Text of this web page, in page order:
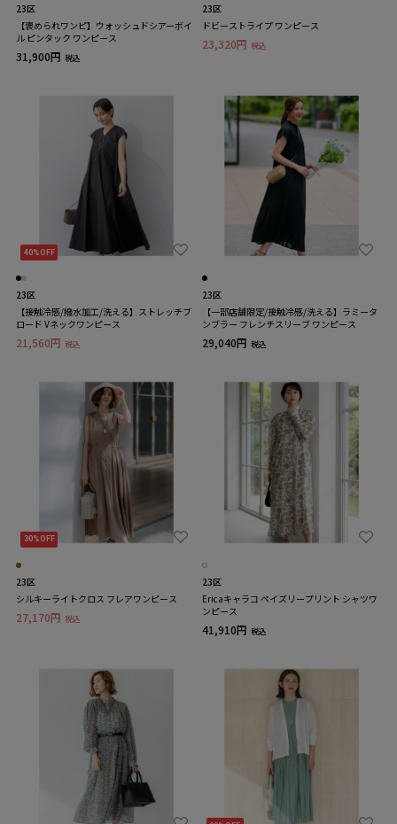
23区
【褒められワンピ】ウォッシュドシアーボイ
ル ピンタック ワンピース
31,900円 税込
23区
ドビーストライプ ワンピース
23,320円 税込
40%OFF
23区
【接触冷感/撥水加工/洗える】ストレッチブ
ロード Vネックワンピース
21,560円 税込
23区
【一部店舗限定/接触冷感/洗える】ラミータ
ンブラー フレンチスリーブ ワンピース
29,040円 税込
30%OFF
23区
シルキーライトクロス フレアワンピース
27,170円 税込
23区
Ericaキャラコ ペイズリープリント シャツワ
ンピース
41,910円 税込